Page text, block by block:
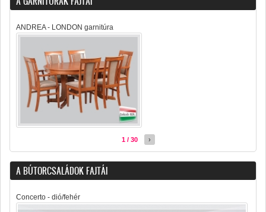
ANDREA - LONDON garnitúra
1 / 30 ›
A BÚTORCSALÁDOK FAJTÁI
Concerto - dió/fehér